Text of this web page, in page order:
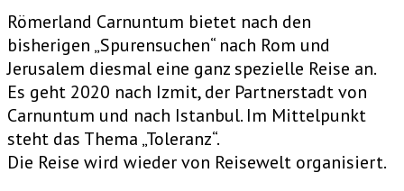
Römerland Carnuntum bietet nach den
bisherigen „Spurensuchen“ nach Rom und
Jerusalem diesmal eine ganz spezielle Reise an.
Es geht 2020 nach Izmit, der Partnerstadt von
Carnuntum und nach Istanbul. Im Mittelpunkt
steht das Thema „Toleranz“.
Die Reise wird wieder von Reisewelt organisiert.